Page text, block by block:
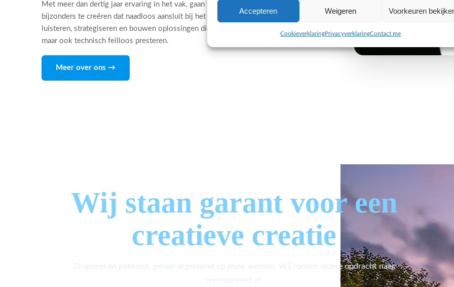
Accepteren Weigeren Voorkeuren
CookieverklaringPrivacyverklaringContact me
Met meer dan dertig jaar ervaring in het vak, gaan wij de uitdaging aan om iets
bijzonders te creëren dat naadloos aansluit bij het DNA van jouw organisatie. Wij
luisteren, strategiseren en bouwen oplossingen die niet alleen visueel indruk maken,
maar ook technisch feilloos presteren.
Meer over ons →
Wij staan garant voor een
creatieve creatie
Origineel en pakkend, geheel afgestemd op jouw wensen. Wij ronden iedere opdracht naar
tevredenheid af.